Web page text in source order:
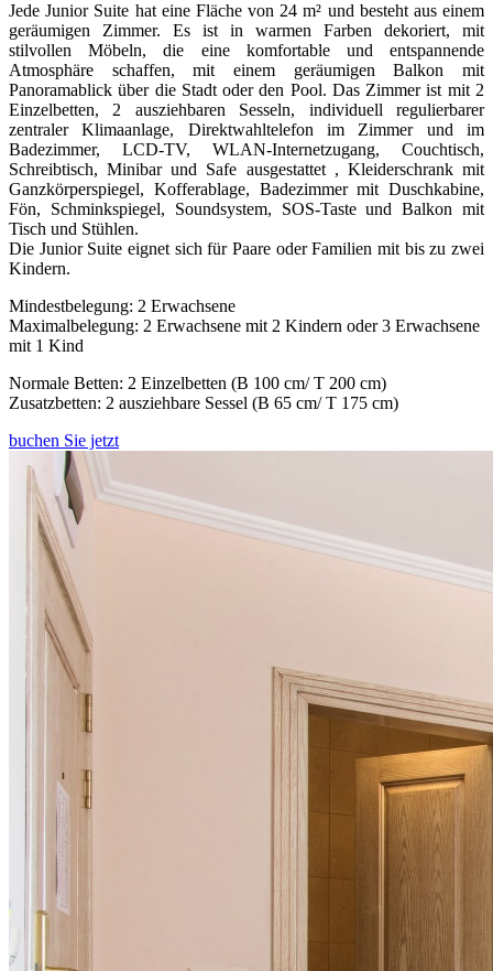
Jede Junior Suite hat eine Fläche von 24 m² und besteht aus einem
geräumigen Zimmer. Es ist in warmen Farben dekoriert, mit
stilvollen Möbeln, die eine komfortable und entspannende
Atmosphäre schaffen, mit einem geräumigen Balkon mit
Panoramablick über die Stadt oder den Pool. Das Zimmer ist mit 2
Einzelbetten, 2 ausziehbaren Sesseln, individuell regulierbarer
zentraler Klimaanlage, Direktwahltelefon im Zimmer und im
Badezimmer, LCD-TV, WLAN-Internetzugang, Couchtisch,
Schreibtisch, Minibar und Safe ausgestattet , Kleiderschrank mit
Ganzkörperspiegel, Kofferablage, Badezimmer mit Duschkabine,
Fön, Schminkspiegel, Soundsystem, SOS-Taste und Balkon mit
Tisch und Stühlen.
Die Junior Suite eignet sich für Paare oder Familien mit bis zu zwei
Kindern.
Mindestbelegung: 2 Erwachsene
Maximalbelegung: 2 Erwachsene mit 2 Kindern oder 3 Erwachsene
mit 1 Kind
Normale Betten: 2 Einzelbetten (B 100 cm/ T 200 cm)
Zusatzbetten: 2 ausziehbare Sessel (B 65 cm/ T 175 cm)
buchen Sie jetzt